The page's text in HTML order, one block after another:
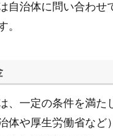
自治体に問い合わせ
。
、一定の条件を満た
体や厚生労働省など